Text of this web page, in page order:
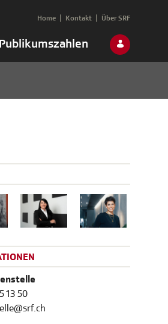
Publikumszahlen
Home Kontakt Über SRF
13 50